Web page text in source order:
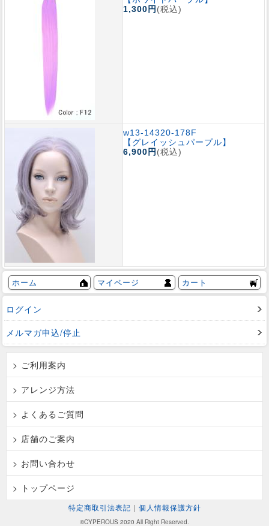
1,300円(税込)
w13-14320-178F
【グレイッシュパープル】
6,900円(税込)
ホーム マイページ カート
ログイン
メルマガ申込/停止
> ご利用案内
> アレンジ方法
> よくあるご質問
> 店舗のご案内
> お問い合わせ
> トップページ
特定商取引法表記 ｜ 個人情報保護方針
©CYPEROUS 2020 All Right Reserved.